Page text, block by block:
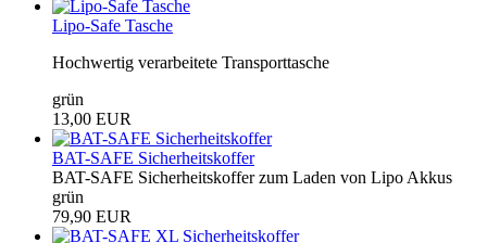
Lipo-Safe Tasche
Hochwertig verarbeitete Transporttasche
grün
13,00 EUR
BAT-SAFE Sicherheitskoffer
BAT-SAFE Sicherheitskoffer zum Laden von Lipo Akkus
grün
79,90 EUR